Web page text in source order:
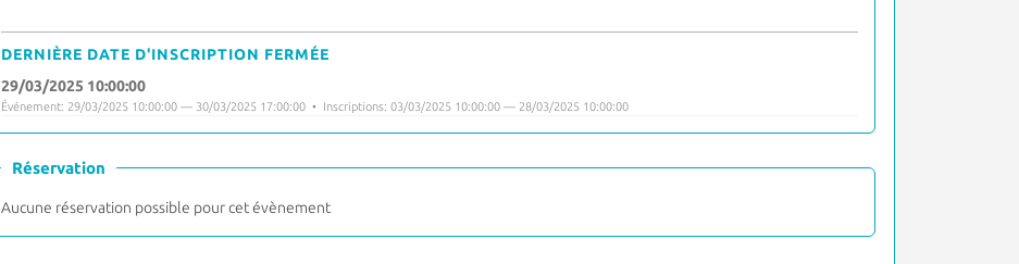
DERNIÈRE DATE D'INSCRIPTION FERMÉE
29/03/2025 10:00:00
Événement: 29/03/2025 10:00:00 — 30/03/2025 17:00:00 • Inscriptions: 03/03/2025 10:00:00 — 28/03/2025 10:00:00
Réservation
Aucune réservation possible pour cet évènement